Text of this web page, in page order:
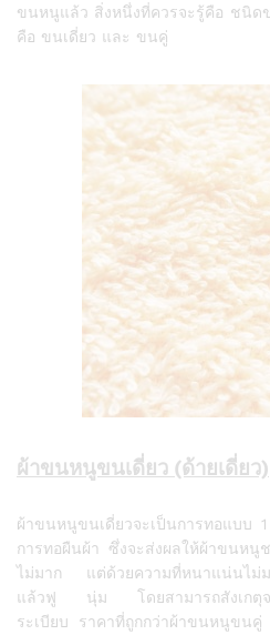
ขนหนูแล้ว สิ่งหนึ่งที่ควรจะรู้คือ ชนิด
คือ ขนเดี่ยว และ ขนคู่
ผ้าขนหนูขนเดี่ยว (ด้ายเดี่ยว)
ผ้าขนหนูขนเดี่ยวจะเป็นการทอแบบ
การทอผืนผ้า ซึ่งจะส่งผลให้ผ้าขนห
ไม่มาก แต่ด้วยความที่หนาแน่นไม่ม
แล้วฟู นุ่ม โดยสามารถสังเกตุจา
ระเบียบ ราคาที่ถูกกว่าผ้าขนหนูขน